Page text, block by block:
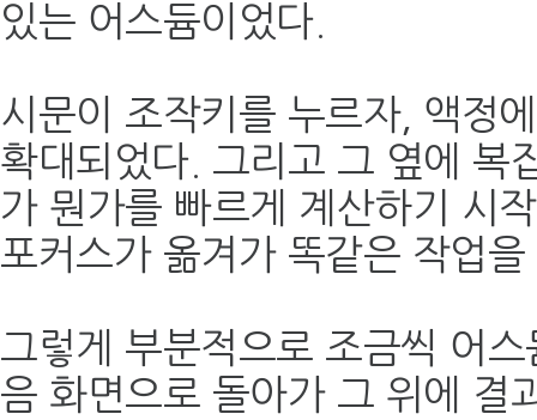
있는 어스듐이었다.
시문이 조작키를 누르자, 액정
확대되었다. 그리고 그 옆에 복
가 뭔가를 빠르게 계산하기 시
포커스가 옮겨가 똑같은 작업
그렇게 부분적으로 조금씩 어
음 화면으로 돌아가 그 위에 결